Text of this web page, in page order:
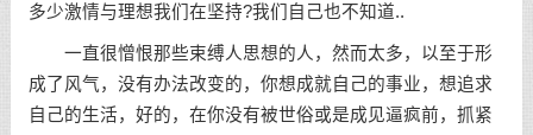
多少激情与理想我们在坚持?我们自己也不知道..
一直很憎恨那些束缚人思想的人，然而太多，以至于形
成了风气，没有办法改变的，你想成就自己的事业，想追求
自己的生活，好的，在你没有被世俗或是成见逼疯前，抓紧